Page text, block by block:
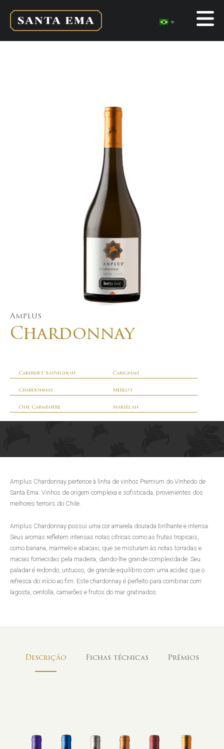
Amplus
Chardonnay
Cabernet Sauvignon Carignan
Chardonnay Merlot
One Carmenere Marselan
Amplus Chardonnay pertence à linha de vinhos Premium do Vinhedo de
Santa Ema. Vinhos de origem complexa e sofisticada, provenientes dos
melhores terroirs do Chile.
Amplus Chardonnay possui uma cor amarela dourada brilhante e intensa.
Seus aromas refletem intensas notas cítricas como as frutas tropicais,
como banana, marmelo e abacaxi, que se misturam às notas torradas e
macias fornecidas pela madeira, dando-lhe grande complexidade. Seu
paladar é redondo, untuoso, de grande equilíbrio com uma acidez que o
refresca do início ao fim. Este chardonnay é perfeito para combinar com
lagosta, centolla, camarões e frutos do mar gratinados.
Descrição Fichas técnicas Prêmios